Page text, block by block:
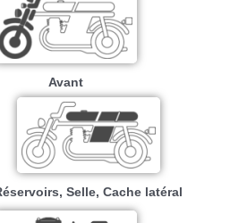
Avant
Selle, Cache latéral